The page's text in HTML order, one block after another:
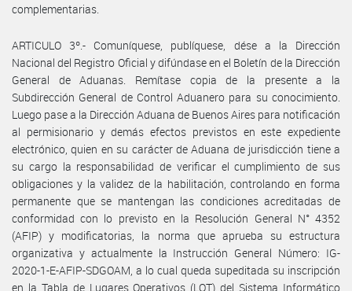
complementarias.
ARTICULO 3º.- Comuníquese, publíquese, dése a la Dirección
Nacional del Registro Oficial y difúndase en el Boletín de la Dirección
General de Aduanas. Remítase copia de la presente a la
Subdirección General de Control Aduanero para su conocimiento.
Luego pase a la Dirección Aduana de Buenos Aires para notificación
al permisionario y demás efectos previstos en este expediente
electrónico, quien en su carácter de Aduana de jurisdicción tiene a
su cargo la responsabilidad de verificar el cumplimiento de sus
obligaciones y la validez de la habilitación, controlando en forma
permanente que se mantengan las condiciones acreditadas de
conformidad con lo previsto en la Resolución General N° 4352
(AFIP) y modificatorias, la norma que aprueba su estructura
organizativa y actualmente la Instrucción General Número: IG-
2020-1-E-AFIP-SDGOAM, a lo cual queda supeditada su inscripción
en la Tabla de Lugares Operativos (LOT) del Sistema Informático